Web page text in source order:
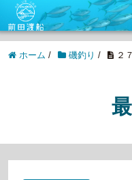
ホーム / 磯釣り / ２